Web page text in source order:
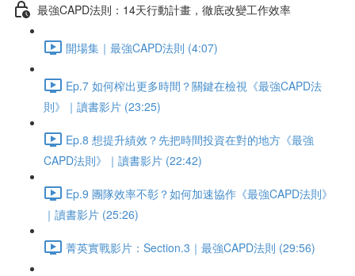
最強CAPD法則：14天行動計畫，徹底改變工作效率
開場集｜最強CAPD法則 (4:07)
Ep.7 如何榨出更多時間？關鍵在檢視《最強CAPD法
則》｜讀書影片 (23:25)
Ep.8 想提升績效？先把時間投資在對的地方《最強
CAPD法則》｜讀書影片 (22:42)
Ep.9 團隊效率不彰？如何加速協作《最強CAPD法則》
｜讀書影片 (25:26)
菁英實戰影片：Section.3｜最強CAPD法則 (29:56)